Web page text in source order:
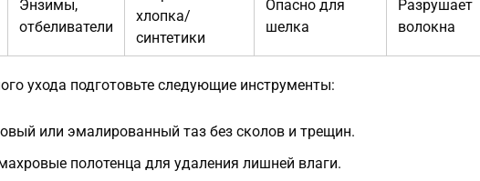
Энзимы,
отбеливатели
хлопка/
синтетики
Опасно для
шелка
Разрушает
волокна
ухода подготовьте следующие инструменты:
или эмалированный таз без сколов и трещин.
полотенца для удаления лишней влаги.